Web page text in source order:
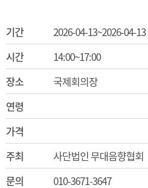
기간
2026-04-13~2026-04-13
시간
14:00~17:00
장소
국제회의장
연령
가격
주최
사단법인 무대음향협회
문의
010-3671-3647